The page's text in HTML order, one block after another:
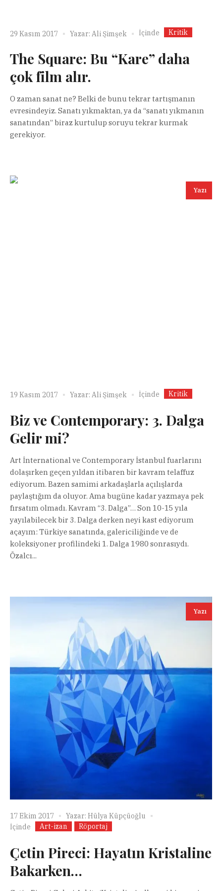
29 Kasım 2017 Yazar: Ali Şimşek İçinde Kritik
The Square: Bu “Kare” daha
çok film alır.
O zaman sanat ne? Belki de bunu tekrar tartışmanın
evresindeyiz. Sanatı yıkmaktan, ya da “sanatı yıkmanın
sanatından” biraz kurtulup soruyu tekrar kurmak
gerekiyor.
Yazı
19 Kasım 2017 Yazar: Ali Şimşek İçinde Kritik
Biz ve Contemporary: 3. Dalga
Gelir mi?
Art İnternational ve Contemporary İstanbul fuarlarını
dolaşırken geçen yıldan itibaren bir kavram telaffuz
ediyorum. Bazen samimi arkadaşlarla açılışlarda
paylaştığım da oluyor. Ama bugüne kadar yazmaya pek
fırsatım olmadı. Kavram “3. Dalga”… Son 10-15 yıla
yayılabilecek bir 3. Dalga derken neyi kast ediyorum
açayım: Türkiye sanatında, galericiliğinde ve de
koleksiyoner profilindeki 1. Dalga 1980 sonrasıydı.
Özalcı...
Yazı
17 Ekim 2017 Yazar: Hülya Küpçüoğlu
İçinde
Art-izan Röportaj
Çetin Pireci: Hayatın Kristaline
Bakarken…